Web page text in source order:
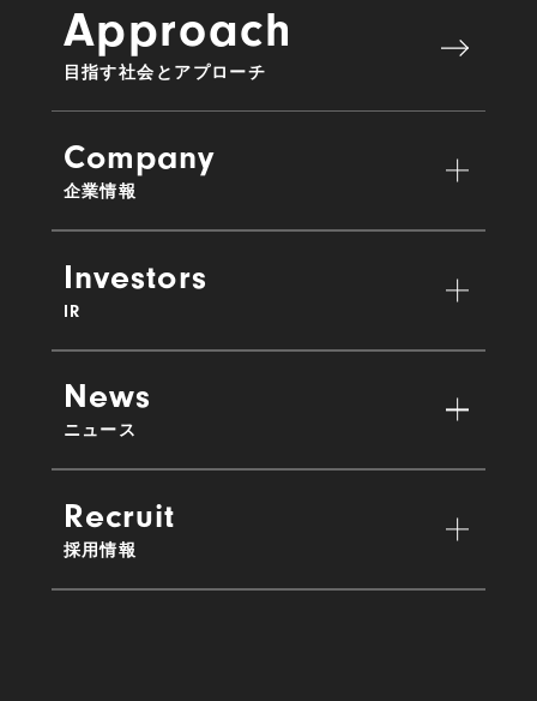
Approach
目指す社会とアプローチ
Company
企業情報
Investors
IR
News
ニュース
Recruit
採用情報